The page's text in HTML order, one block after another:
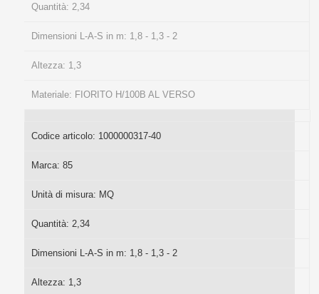
Quantità: 2,34
Dimensioni L-A-S in m: 1,8 - 1,3 - 2
Altezza: 1,3
Materiale: FIORITO H/100B AL VERSO
Codice articolo: 1000000317-40
Marca: 85
Unità di misura: MQ
Quantità: 2,34
Dimensioni L-A-S in m: 1,8 - 1,3 - 2
Altezza: 1,3